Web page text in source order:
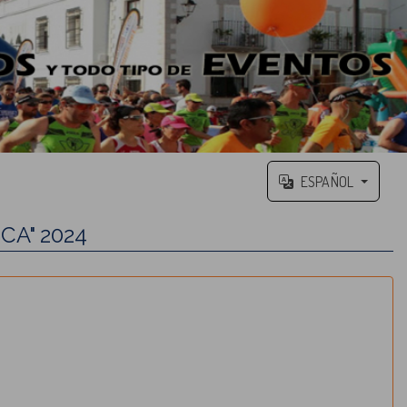
ESPAÑOL
2024